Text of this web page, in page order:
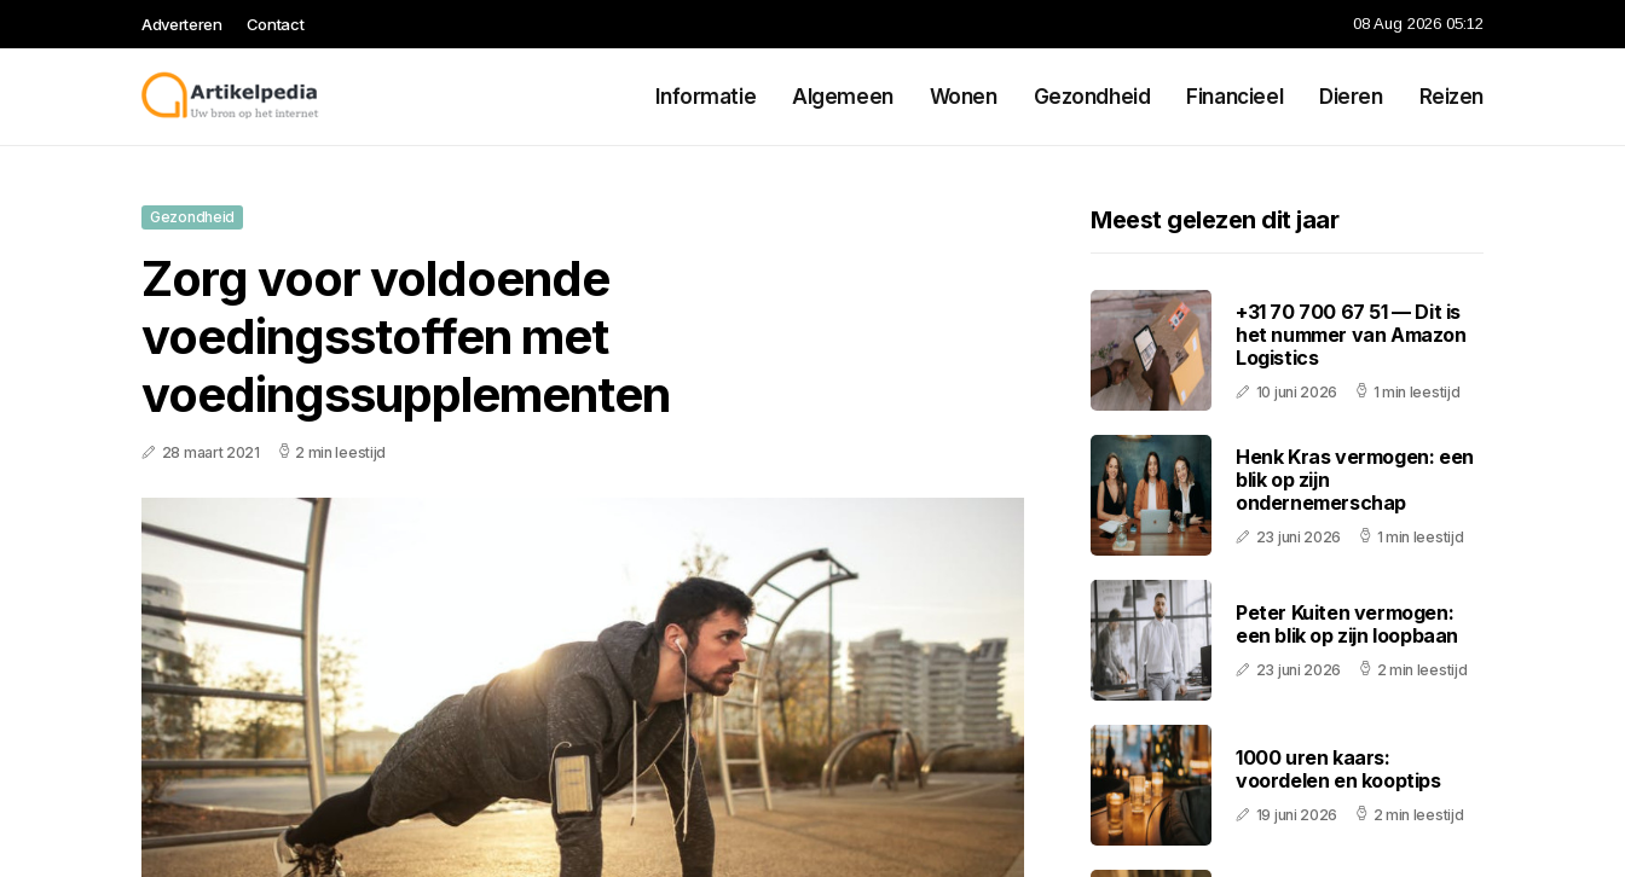
Adverteren Contact 08 Aug 2026 05:12
Informatie Algemeen Wonen Gezondheid Financieel Dieren Reizen
Gezondheid
Zorg voor voldoende
voedingsstoffen met
voedingssupplementen
28 maart 2021 2 min leestijd
Meest gelezen dit jaar
+31 70 700 67 51 — Dit is
het nummer van Amazon
Logistics
10 juni 2026 1 min leestijd
Henk Kras vermogen: een
blik op zijn
ondernemerschap
23 juni 2026 1 min leestijd
Peter Kuiten vermogen:
een blik op zijn loopbaan
23 juni 2026 2 min leestijd
1000 uren kaars:
voordelen en kooptips
19 juni 2026 2 min leestijd